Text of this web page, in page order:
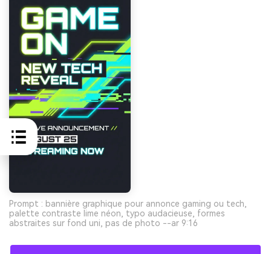
Prompt : bannière graphique pour annonce gaming ou tech,
palette contraste lime néon, typo audacieuse, formes
abstraites sur fond uni, pas de photo --ar 9:16